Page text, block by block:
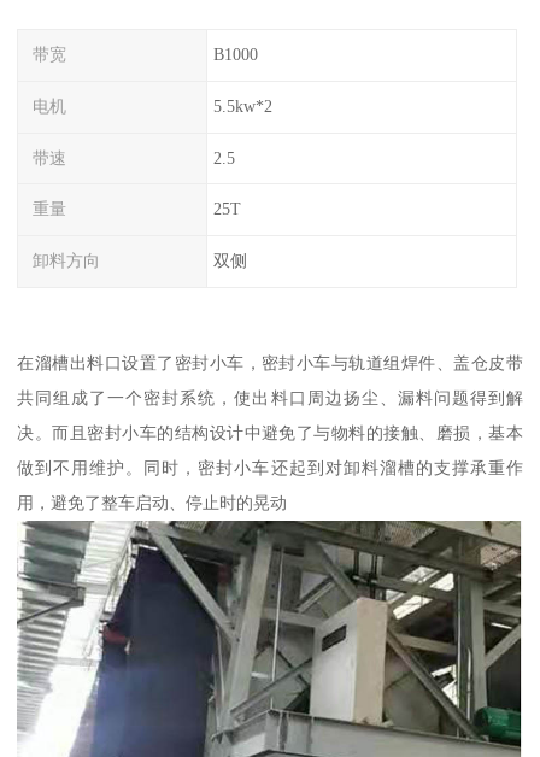
带宽 B1000
电机 5.5kw*2
带速 2.5
重量 25T
卸料方向 双侧
在溜槽出料口设置了密封小车，密封小车与轨道组焊件、盖仓皮带
共同组成了一个密封系统，使出料口周边扬尘、漏料问题得到解
决。而且密封小车的结构设计中避免了与物料的接触、磨损，基本
做到不用维护。同时，密封小车还起到对卸料溜槽的支撑承重作
用，避免了整车启动、停止时的晃动